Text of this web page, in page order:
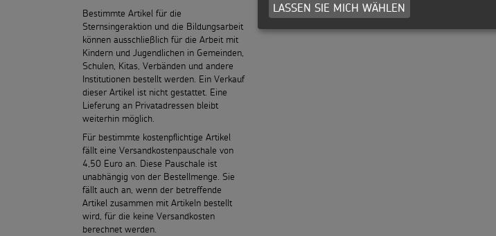
Bestimmte Artikel für die
Sternsingeraktion und die Bildungsarbeit
können ausschließlich für die Arbeit mit
Kindern und Jugendlichen in Gemeinden,
Schulen, Kitas, Verbänden und andere
Institutionen bestellt werden. Ein Verkauf
dieser Artikel ist nicht gestattet. Eine
Lieferung an Privatadressen bleibt
weiterhin möglich.
Für bestimmte kostenpflichtige Artikel
fällt eine Versandkostenpauschale von
4,50 Euro an. Diese Pauschale ist
unabhängig von der Bestellmenge. Sie
fällt auch an, wenn der betreffende
Artikel zusammen mit Artikeln bestellt
wird, für die keine Versandkosten
berechnet werden.
LASSEN SIE MICH WÄHLEN